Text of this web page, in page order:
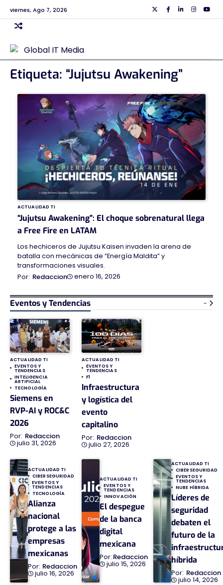
Skip
to
content
viernes, Ago 7, 2026 TwiiterFacebook
Linkedin
Etiqueta: “Jujutsu Awakening”
ACTUALIDAD TI
“Jujutsu Awakening”: El choque sobrenatural llega
a Free Fire en LATAM
Los hechiceros de Jujutsu Kaisen invaden la arena de
batalla con mecánicas de “Energía Maldita” y
transformaciones visuales.
Redaccion
enero 16, 2026
Eventos y Tendencias -
ACTUALIDAD TI
EVENTOS Y
TENDENCIAS
INTELIGENCIA
ARTIFICIAL
TECNOLOGÍA
Siemens en
RVP-AI y ROC&C
2026
Redaccion
julio 31, 2026
ACTUALIDAD TI
EVENTOS Y
TENDENCIAS
F1
Infraestructura
y logística del
evento
capitalino
Redaccion
julio 27, 2026
ACTUALIDAD TI
CIBERSEGURIDAD
EVENTOS Y
TENDENCIAS
TECNOLOGÍA
Alianza
nacional
protege a las
empresas
mexicanas
Redaccion
julio 16, 2026
ACTUALIDAD TI
EVENTOS Y
TENDENCIAS
INNOVACIÓN
El despegue
de la banca
digital
mexicana
Redaccion
julio 15, 2026
ACTUALIDAD TI
CIBERSEGURIDAD
EVENTOS Y
TENDENCIAS
NUBE HÍBRIDA
Líderes de
seguridad
debaten el
futuro de la
híbrida
Redaccion
julio 14, 2026